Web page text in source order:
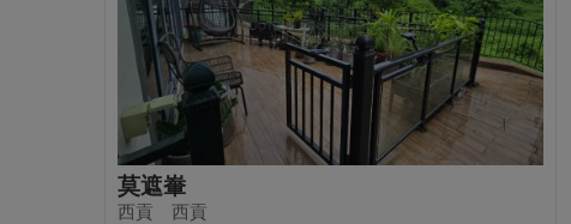
莫遮輋
西貢 西貢